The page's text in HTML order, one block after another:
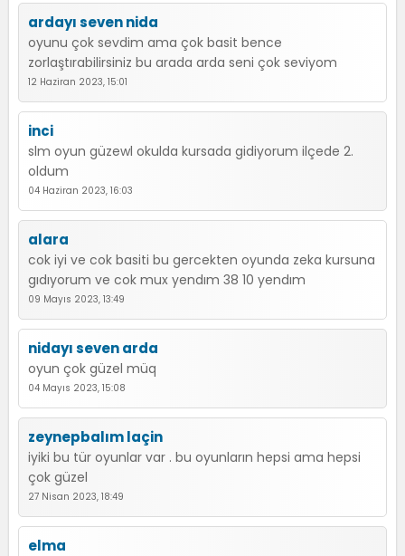
ardayı seven nida
oyunu çok sevdim ama çok basit bence
zorlaştırabilirsiniz bu arada arda seni çok seviyom
12 Haziran 2023, 15:01
inci
slm oyun güzewl okulda kursada gidiyorum ilçede 2.
oldum
04 Haziran 2023, 16:03
alara
cok iyi ve cok basiti bu gercekten oyunda zeka kursuna
gıdıyorum ve cok mux yendım 38 10 yendım
09 Mayıs 2023, 13:49
nidayı seven arda
oyun çok güzel müq
04 Mayıs 2023, 15:08
zeynepbalım laçin
iyiki bu tür oyunlar var . bu oyunların hepsi ama hepsi
çok güzel
27 Nisan 2023, 18:49
elma